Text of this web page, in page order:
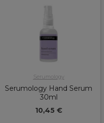
Serumology
Serumology Hand Serum
30ml
10,45 €